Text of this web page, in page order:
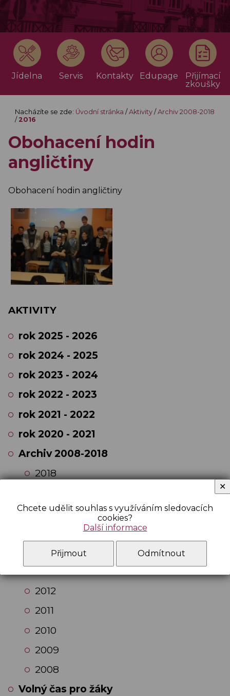
Jídelna Servis Kontakty Edupage
Přijímací
zkoušky
Nacházíte se zde: Úvodní stránka / Aktivity/ Archiv 2008-2018
/ 2016
Obohacení hodin
angličtiny
Obohacení hodin angličtiny
AKTIVITY
rok 2025 - 2026
rok 2024 - 2025
rok 2023 - 2024
rok 2022 - 2023
rok 2021 - 2022
rok 2020 - 2021
Archiv 2008-2018
2018
2016
2014
2012
2011
2010
2009
2008
Volný čas pro žáky
Chcete udělit souhlas s využíváním sledovacích
cookies?
Další informace
Přijmout Odmítnout
✕